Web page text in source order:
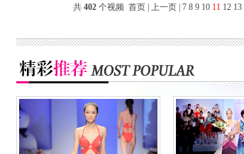
共 402个视频 首页| 上一页| 7 8 9 10 11 12 13